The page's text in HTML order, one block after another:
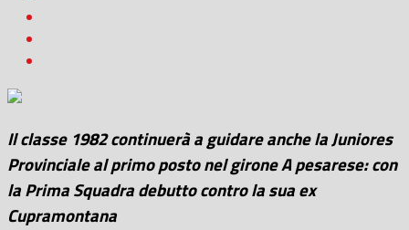
Il classe 1982 continuerà a guidare anche la Juniores
Provinciale al primo posto nel girone A pesarese: con
la Prima Squadra debutto contro la sua ex
Cupramontana